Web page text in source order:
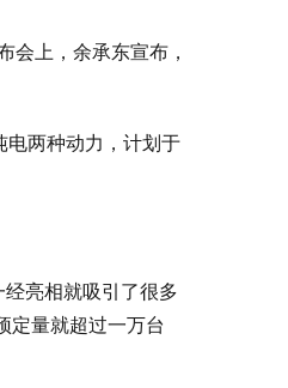
会上，余承东宣布，
电两种动力，计划于
亮相就吸引了很多
定量就超过一万台